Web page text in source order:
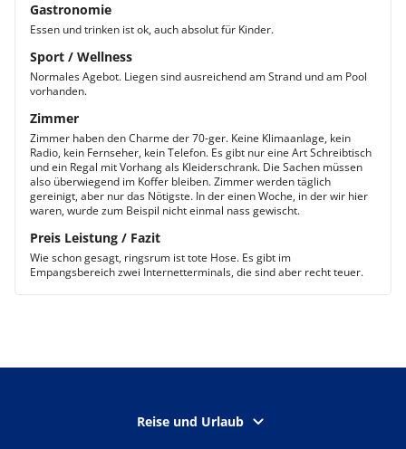
Gastronomie
Essen und trinken ist ok, auch absolut für Kinder.
Sport / Wellness
Normales Agebot. Liegen sind ausreichend am Strand und am Pool
vorhanden.
Zimmer
Zimmer haben den Charme der 70-ger. Keine Klimaanlage, kein
Radio, kein Fernseher, kein Telefon. Es gibt nur eine Art Schreibtisch
und ein Regal mit Vorhang als Kleiderschrank. Die Sachen müssen
also überwiegend im Koffer bleiben. Zimmer werden täglich
gereinigt, aber nur das Nötigste. In der einen Woche, in der wir hier
waren, wurde zum Beispil nicht einmal nass gewischt.
Preis Leistung / Fazit
Wie schon gesagt, ringsrum ist tote Hose. Es gibt im
Empangsbereich zwei Internetterminals, die sind aber recht teuer.
Reise und Urlaub